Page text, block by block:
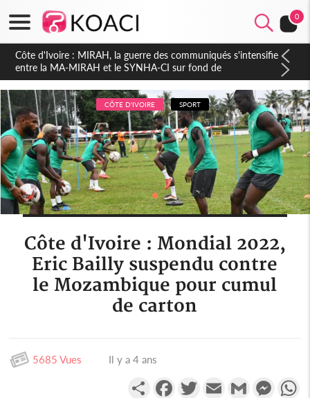
0
Côte d'Ivoire : Indépendance 2026, Thiam plaide pour un
environnement démocratique plus apaisé
CÔTE D'IVOIRE SPORT
Côte d'Ivoire : Mondial 2022,
Eric Bailly suspendu contre
le Mozambique pour cumul
de carton
5685 Vues Il y a 4 ans
PartagerFacebookTwitterEmail Gmail